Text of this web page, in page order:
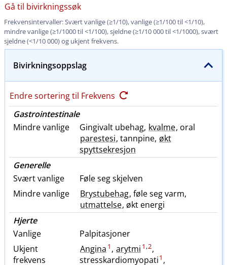
Gå til bivirkningssøk
Frekvensintervaller: Svært vanlige (≥1​/​10), vanlige (≥1/100 til <1​/​10),
mindre vanlige (≥1/1000 til <1​/​100), sjeldne (≥1/10 000 til <1​/​1000), svært
sjeldne (<1/10 000) og ukjent frekvens.
Bivirkningsoppslag
Endre sortering til Frekvens
Gastrointestinale
Mindre vanlige
Gingivalt ubehag, kvalme, oral
parestesi, tannpine, økt
spyttsekresjon
Generelle
Svært vanlige
Føle seg skjelven
Mindre vanlige
Brystubehag, føle seg varm,
utmattelse, økt energi
Hjerte
Vanlige
Palpitasjoner
Ukjent
frekvens
Angina 1 , arytmi 1,2,
stresskardiomyopati1 ,